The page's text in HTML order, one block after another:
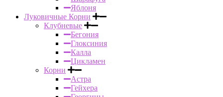
Яблоня
Луковичные Корни
Клубневые
Бегония
Глоксиния
Калла
Цикламен
Корни
Астра
Гейхера